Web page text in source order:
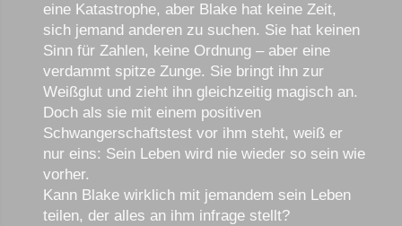
eine Katastrophe, aber Blake hat keine Zeit,
sich jemand anderen zu suchen. Sie hat keinen
Sinn für Zahlen, keine Ordnung – aber eine
verdammt spitze Zunge. Sie bringt ihn zur
Weißglut und zieht ihn gleichzeitig magisch an.
Doch als sie mit einem positiven
Schwangerschaftstest vor ihm steht, weiß er
nur eins: Sein Leben wird nie wieder so sein wie
vorher.
Kann Blake wirklich mit jemandem sein Leben
teilen, der alles an ihm infrage stellt?